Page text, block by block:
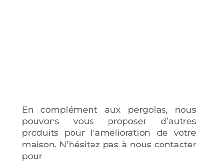
En complément aux pergolas, nous
pouvons vous proposer d’autres
produits pour l’amélioration de votre
maison. N’hésitez pas à nous contacter
pour